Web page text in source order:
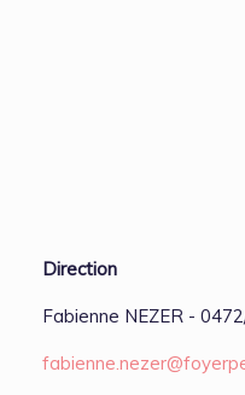
Direction
Fabienne NEZER -